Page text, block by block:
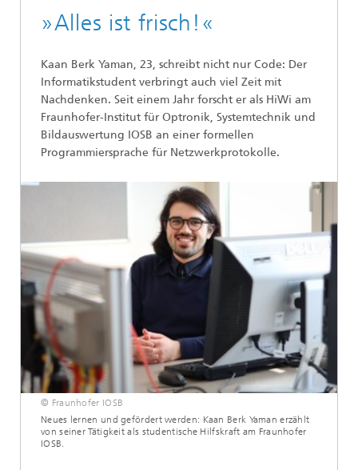
»Alles ist frisch!«
Kaan Berk Yaman, 23, schreibt nicht nur Code: Der
Informatikstudent verbringt auch viel Zeit mit
Nachdenken. Seit einem Jahr forscht er als HiWi am
Fraunhofer-Institut für Optronik, Systemtechnik und
Bildauswertung IOSB an einer formellen
Programmiersprache für Netzwerkprotokolle.
© Fraunhofer IOSB
Neues lernen und gefördert werden: Kaan Berk Yaman erzählt
von seiner Tätigkeit als studentische Hilfskraft am Fraunhofer
IOSB.